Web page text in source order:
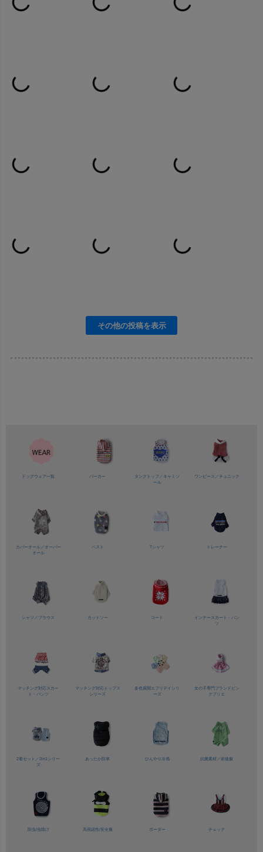
ドッグウェア一覧 パーカー タンクトップ／ キャミソ
ール
ワンピース／チュニック
カバーオール／ オーバー
オール
ベスト Tシャツ トレーナー
シャツ／ ブラウス カットソー コート
インナースカート・パン
ツ
マッチング対応スカー
ト・パンツ
マッチング対応トップス
シリーズ
多色展開 エブリデイシリ
ーズ
女の子専門ブランド ピン
クプリエ
2着セット／2in1シリー
ズ
あったか防寒 ひんやり冷感 抗菌素材／術後服
防虫/虫除け 高視認性/安全服 ボーダー チェック